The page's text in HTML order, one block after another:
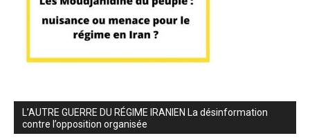
L’AUTRE GUERRE DU RÉGIME IRANIEN La désinformation
contre l’opposition organisée